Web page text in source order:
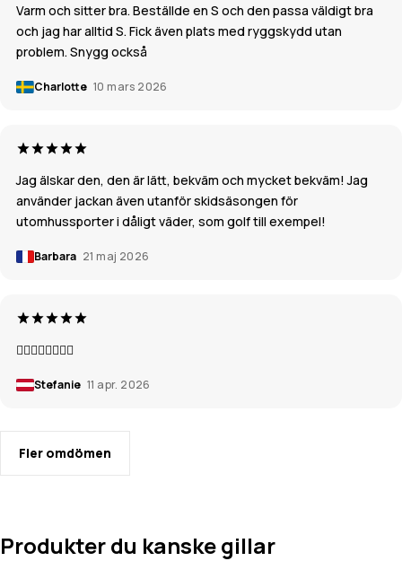
Varm och sitter bra. Beställde en S och den passa väldigt bra
och jag har alltid S. Fick även plats med ryggskydd utan
problem. Snygg också
Charlotte 10 mars 2026
Jag älskar den, den är lätt, bekväm och mycket bekväm! Jag
använder jackan även utanför skidsäsongen för
utomhussporter i dåligt väder, som golf till exempel!
Barbara 21 maj 2026
👍🏼👍🏼👍🏼👍🏼
Stefanie 11 apr. 2026
Fler omdömen
Produkter du kanske gillar